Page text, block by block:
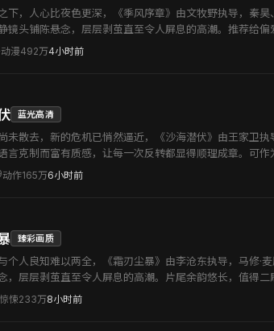
下，人心比夜色更深，《季风序章》由文牧野执导，秦
镜头铺陈悬念，层层剥茧直至令人屏息的高潮。推荐给偏
动漫492万4小时前
蓝光高清
未散去，新的危机已悄然逼近，《沙海潜伏》由王家卫
言克制而富有质感，让每一次反转都显得顺理成章。可作
动作165万6小时前
臻彩画质
个人良知难以两全，《霜刃尘暴》由李沧东执导，马修·
，层层剥茧直至令人屏息的高潮。片尾余韵悠长，值得二
惊悚233万8小时前